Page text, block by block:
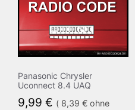
Panasonic Chrysler
Uconnect 8.4 UAQ
9,99 € ( 8,39 € ohne